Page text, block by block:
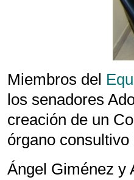
Miembros del
los senadores
creación de un
órgano
Ángel Giménez y